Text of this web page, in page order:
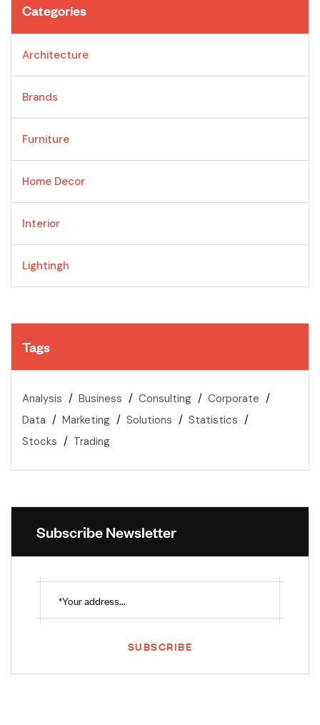
Categories
Architecture
Brands
Furniture
Home Decor
Interior
Lightingh
Tags
Analysis Business Consulting
Corporate
Data
Marketing Solutions
Statistics
Stocks
Trading
Subscribe Newsletter
SUBSCRIBE